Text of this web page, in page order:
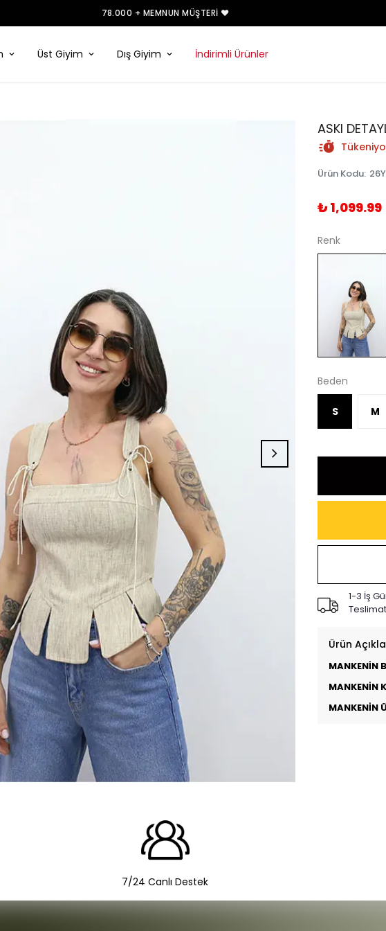
78.000 + MEMNUN MÜŞTERI ❤️
Üst Giyim Dış Giyim İndirimli Ürünler
ASKI
Ürün Kodu:
₺ 1,099.99
Renk
Beden
S M
1-3 İş
Teslimat
Ürün
MANKENİN
MANKENİN
MANKENİN
7/24 Canlı Destek